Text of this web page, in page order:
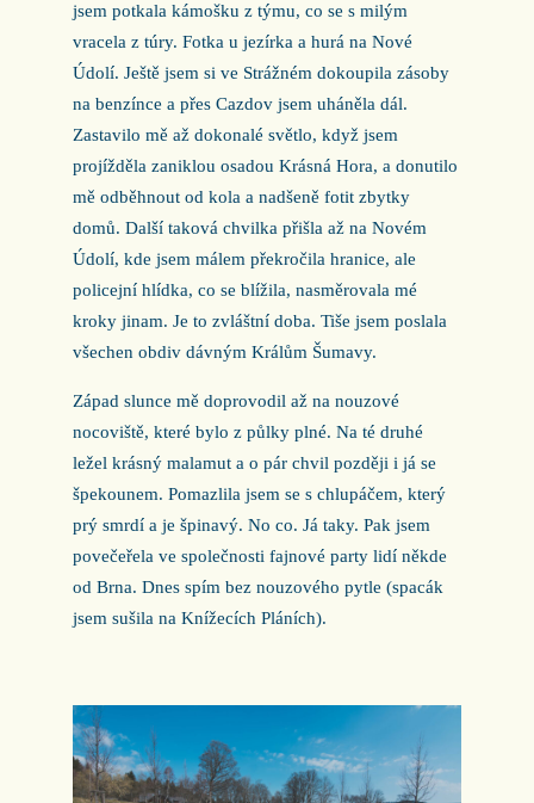
jsem potkala kámošku z týmu, co se s milým
vracela z túry. Fotka u jezírka a hurá na Nové
Údolí. Ještě jsem si ve Strážném dokoupila zásoby
na benzínce a přes Cazdov jsem uháněla dál.
Zastavilo mě až dokonalé světlo, když jsem
projížděla zaniklou osadou Krásná Hora, a donutilo
mě odběhnout od kola a nadšeně fotit zbytky
domů. Další taková chvilka přišla až na Novém
Údolí, kde jsem málem překročila hranice, ale
policejní hlídka, co se blížila, nasměrovala mé
kroky jinam. Je to zvláštní doba. Tiše jsem poslala
všechen obdiv dávným Králům Šumavy.
Západ slunce mě doprovodil až na nouzové
nocoviště, které bylo z půlky plné. Na té druhé
ležel krásný malamut a o pár chvil později i já se
špekounem. Pomazlila jsem se s chlupáčem, který
prý smrdí a je špinavý. No co. Já taky. Pak jsem
povečeřela ve společnosti fajnové party lidí někde
od Brna. Dnes spím bez nouzového pytle (spacák
jsem sušila na Knížecích Pláních).